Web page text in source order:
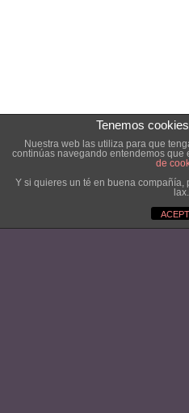
Tenemos
Nuestra web las utiliza para que
continúas navegando entendemos que
de
Y si quieres un té en buena
lax.